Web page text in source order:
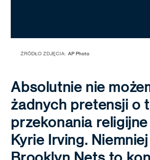
ŹRÓDŁO ZDJĘCIA: AP Photo
Absolutnie nie
żadnych pretensji o
przekonania
Kyrie Irving.